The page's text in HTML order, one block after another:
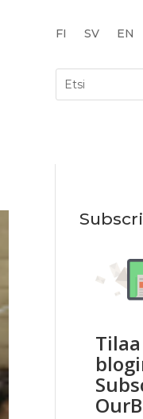
FI SV EN
Tilaa